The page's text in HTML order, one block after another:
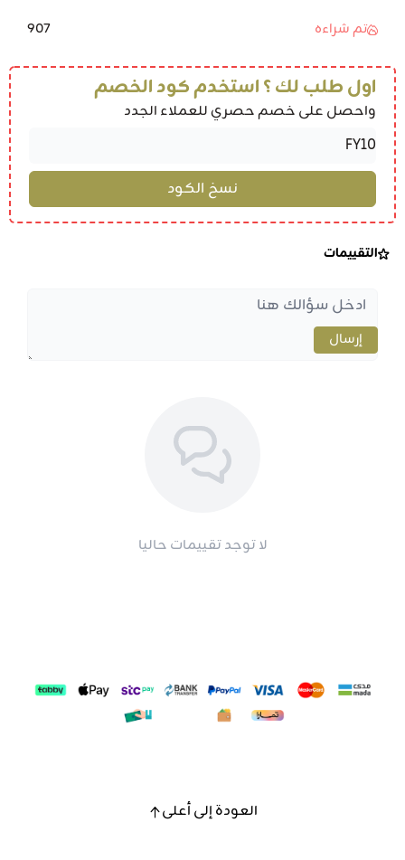
تم شراءه 907
اول طلب لك ؟ استخدم كود الخصم
واحصل على خصم حصري للعملاء الجدد
التقييمات
إرسال
لا توجد تقييمات حاليا
العودة إلى أعلى